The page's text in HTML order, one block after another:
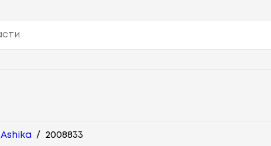
Ashika / 2008833